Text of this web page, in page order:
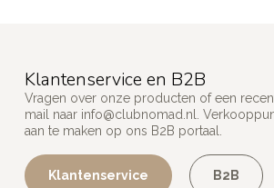
Klantenservice en B2B
Vragen over onze producten of een
mail naar info@clubnomad.nl
.
aan te maken op ons B2B portaal.
Klantenservice B2B